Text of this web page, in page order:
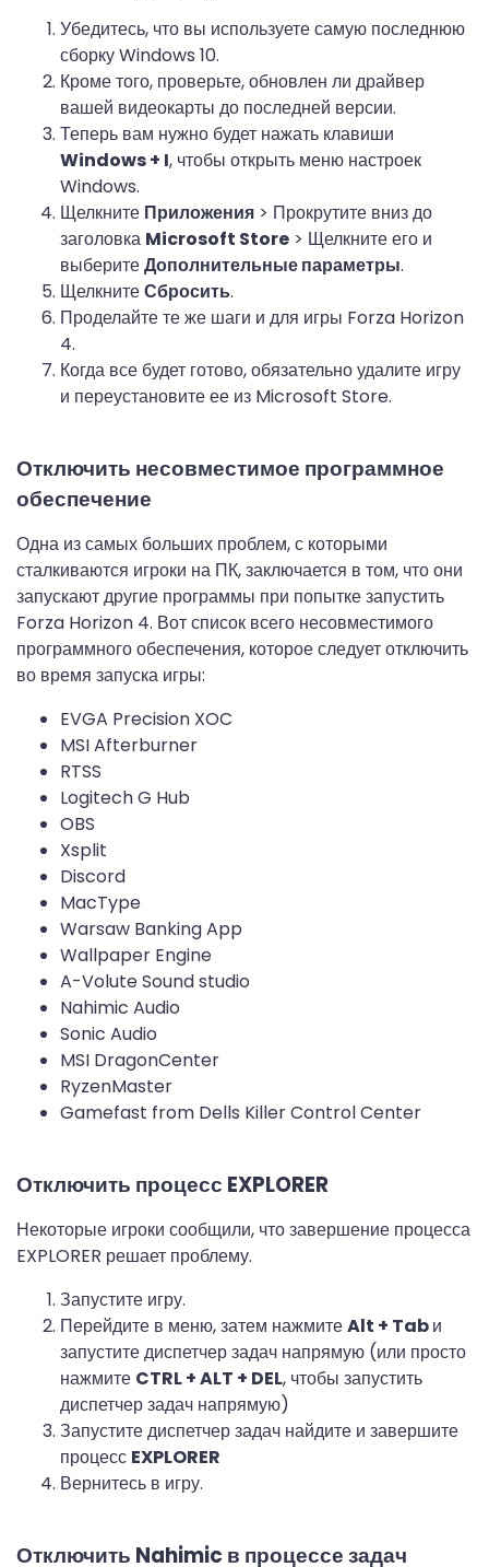
Убедитесь, что вы используете самую последнюю
сборку Windows 10.
Кроме того, проверьте, обновлен ли драйвер
вашей видеокарты до последней версии.
Теперь вам нужно будет нажать клавиши
Windows + I, чтобы открыть меню настроек
Windows.
Щелкните Приложения > Прокрутите вниз до
заголовка Microsoft Store > Щелкните его и
выберитеДополнительные параметры.
ЩелкнитеСбросить.
Проделайте те же шаги и для игры Forza Horizon
4.
Когда все будет готово, обязательно удалите игру
и переустановите ее из Microsoft Store.
Отключить несовместимое программное
обеспечение
Одна из самых больших проблем, с которыми
сталкиваются игроки на ПК, заключается в том, что они
запускают другие программы при попытке запустить
Forza Horizon 4. Вот список всего несовместимого
программного обеспечения, которое следует отключить
во время запуска игры:
EVGA Precision XOC
MSI Afterburner
RTSS
Logitech G Hub
OBS
Xsplit
Discord
MacType
Warsaw Banking App
Wallpaper Engine
A-Volute Sound studio
Nahimic Audio
Sonic Audio
MSI DragonCenter
RyzenMaster
Gamefast from Dells Killer Control Center
Отключить процесс EXPLORER
Некоторые игроки сообщили, что завершение процесса
EXPLORER решает проблему.
Запустите игру.
Перейдите в меню, затем нажмитеAlt + Tabи
запустите диспетчер задач напрямую (или просто
нажмите CTRL + ALT + DEL, чтобы запустить
диспетчер задач напрямую)
Запустите диспетчер задач найдите и завершите
процесс EXPLORER
Вернитесь в игру.
Отключить Nahimic в процессе задач